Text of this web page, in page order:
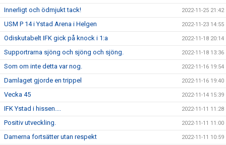
Innerligt och ödmjukt tack! 2022-11-25 21:42
USM P 14 i Ystad Arena i Helgen 2022-11-23 14:55
Odiskutabelt IFK gick på knock i 1:a 2022-11-18 20:14
Supportrarna sjöng och sjöng och sjöng. 2022-11-18 13:36
Som om inte detta var nog. 2022-11-16 19:54
Damlaget gjorde en trippel 2022-11-16 19:40
Vecka 45 2022-11-14 15:39
IFK Ystad i hissen.... 2022-11-11 11:28
Positiv utveckling. 2022-11-11 11:00
Damerna fortsätter utan respekt 2022-11-11 10:59